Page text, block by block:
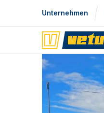
Unternehmen